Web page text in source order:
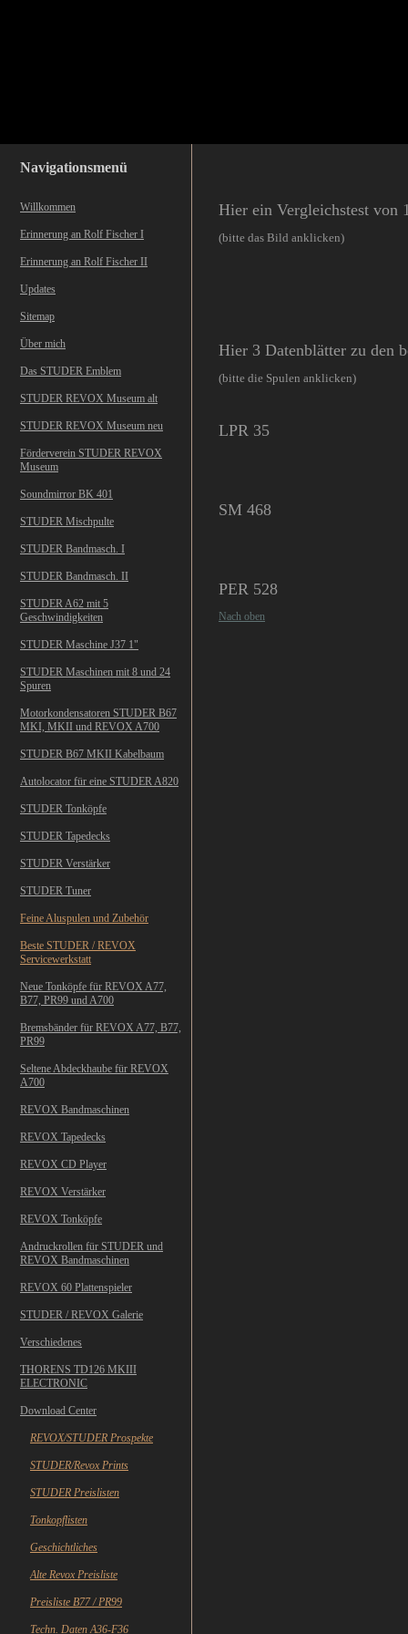
Navigationsmenü
Willkommen
Erinnerung an Rolf Fischer I
Erinnerung an Rolf Fischer II
Updates
Sitemap
Über mich
Das STUDER Emblem
STUDER REVOX Museum alt
STUDER REVOX Museum neu
Förderverein STUDER REVOX
Museum
Soundmirror BK 401
STUDER Mischpulte
STUDER Bandmasch. I
STUDER Bandmasch. II
STUDER A62 mit 5
Geschwindigkeiten
STUDER Maschine J37 1"
STUDER Maschinen mit 8 und 24
Spuren
Motorkondensatoren STUDER B67
MKI, MKII und REVOX A700
STUDER B67 MKII Kabelbaum
Autolocator für eine STUDER A820
STUDER Tonköpfe
STUDER Tapedecks
STUDER Verstärker
STUDER Tuner
Feine Aluspulen und Zubehör
Beste STUDER / REVOX
Servicewerkstatt
Neue Tonköpfe für REVOX A77,
B77, PR99 und A700
Bremsbänder für REVOX A77, B77,
PR99
Seltene Abdeckhaube für REVOX
A700
REVOX Bandmaschinen
REVOX Tapedecks
REVOX CD Player
REVOX Verstärker
REVOX Tonköpfe
Andruckrollen für STUDER und
REVOX Bandmaschinen
REVOX 60 Plattenspieler
STUDER / REVOX Galerie
Verschiedenes
THORENS TD126 MKIII
ELECTRONIC
Download Center
REVOX/STUDER Prospekte
STUDER/Revox Prints
STUDER Preislisten
Tonkopflisten
Geschichtliches
Alte Revox Preisliste
Preisliste B77 / PR99
Techn. Daten A36-F36
Hier ein Vergleichstest von
(bitte das Bild anklicken)
Hier 3 Datenblätter zu den
(bitte die Spulen anklicken)
LPR 35
SM 468
PER 528
Nach oben